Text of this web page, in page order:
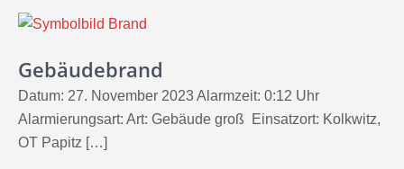
Gebäudebrand
Datum: 27. November 2023 Alarmzeit: 0:12 Uhr
Alarmierungsart: Art: Gebäude groß Einsatzort: Kolkwitz,
OT Papitz […]